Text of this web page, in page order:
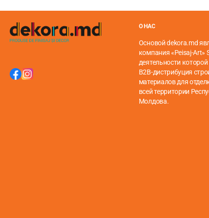
Минеральное ядро ​​изготавливается на основе
хорошо проводит тепло. Полы с минеральной
О НАС
Основой dekora.md
компания «Peisaj-Art»
деятельности
B2B-дистрибуция
материалов для
всей территории
Молдова.